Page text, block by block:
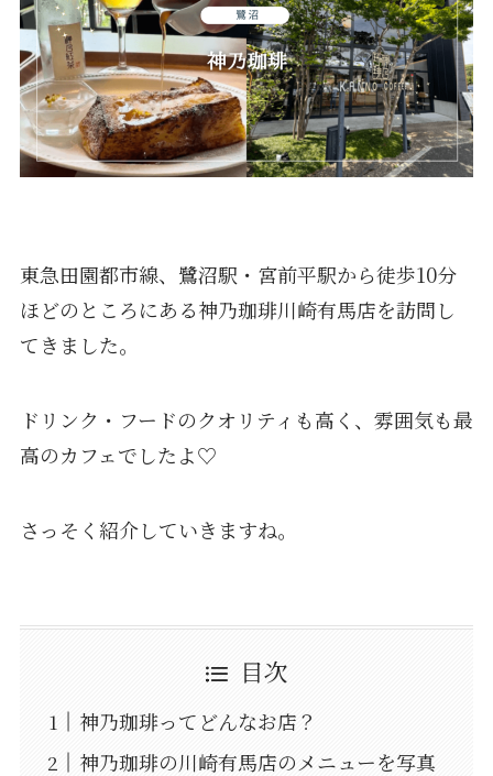
東急田園都市線、鷺沼駅・宮前平駅から徒歩10分
ほどのところにある神乃珈琲川崎有馬店を訪問し
てきました。
ドリンク・フードのクオリティも高く、雰囲気も最
高のカフェでしたよ♡
さっそく紹介していきますね。
目次
神乃珈琲ってどんなお店？
神乃珈琲の川崎有馬店のメニューを写真